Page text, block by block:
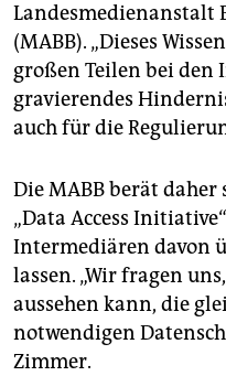
Landesmedienanstalt
(MABB). „Dieses
großen Teilen bei den
gravierendes
auch für die
Die MABB berät
„Data Access
Intermediären davon
lassen. „Wir fragen
aussehen kann, die
notwendigen
Zimmer.